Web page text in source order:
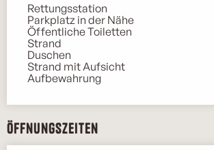
Rettungsstation
Parkplatz in der Nähe
Öffentliche Toiletten
Strand
Duschen
Strand mit Aufsicht
Aufbewahrung
Öffnungszeiten